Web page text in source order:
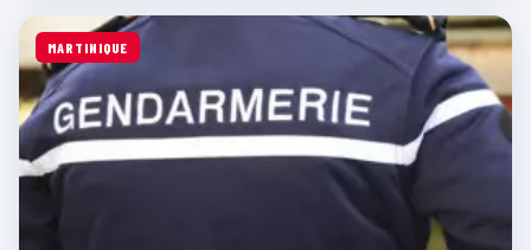
MARTINIQUE